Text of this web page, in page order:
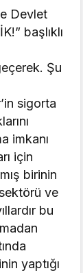
Devlet
başlıklı
Şu
sigorta
imkanı
için
birinin
ve
bu
yaptığı